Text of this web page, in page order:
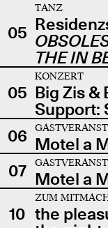
05
TANZ
THE IN
05
KONZERT
Big Zis &
Support:
06 Motel a
07 Motel a
10
ZUM
the